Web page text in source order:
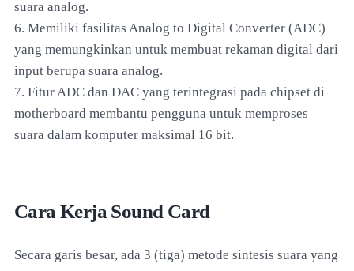
suara analog.
6. Memiliki fasilitas Analog to Digital Converter (ADC)
yang memungkinkan untuk membuat rekaman digital dari
input berupa suara analog.
7. Fitur ADC dan DAC yang terintegrasi pada chipset di
motherboard membantu pengguna untuk memproses
suara dalam komputer maksimal 16 bit.
Cara Kerja Sound Card
Secara garis besar, ada 3 (tiga) metode sintesis suara yang